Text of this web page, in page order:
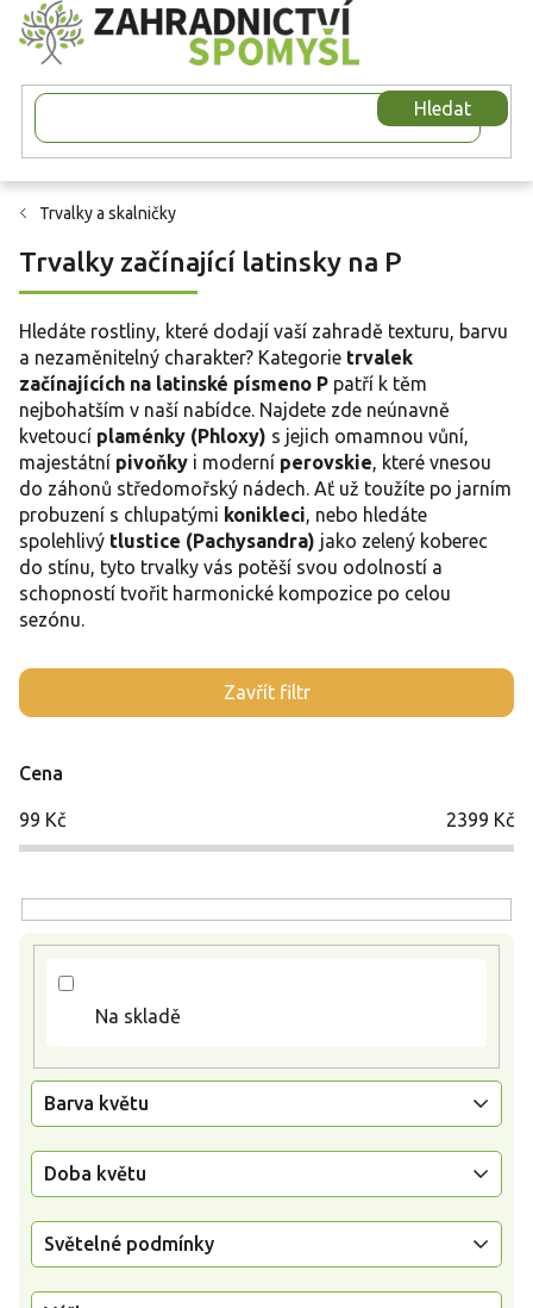
Přejít
na
obsah
Hledat
Trvalky a skalničky
Trvalky začínající latinsky na P
Hledáte rostliny, které dodají vaší zahradě texturu, barvu
a nezaměnitelný charakter? Kategorie trvalek
začínajících na latinské písmeno P patří k těm
nejbohatším v naší nabídce. Najdete zde neúnavně
kvetoucí plaménky (Phloxy) s jejich omamnou vůní,
majestátní pivoňky i moderní perovskie , které vnesou
do záhonů středomořský nádech. Ať už toužíte po jarním
probuzení s chlupatými konikleci , nebo hledáte
spolehlivý tlustice (Pachysandra) jako zelený koberec
do stínu, tyto trvalky vás potěší svou odolností a
schopností tvořit harmonické kompozice po celou
sezónu.
Zavřít filtr
Cena
99 Kč 2399 Kč
Na skladě
Barva květu
Doba květu
Světelné podmínky
V
ý
s
p
u